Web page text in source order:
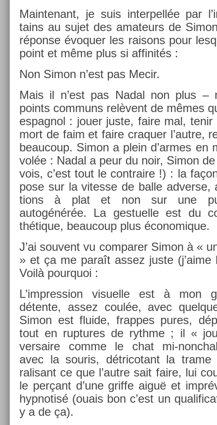
Main­tenant, je suis in­ter­pellée par
tains au sujet des amateurs de
réponse évoqu­er les raisons pour
point et même plus si af­finités :
Non Simon n’est pas Mecir.
Mais il n’est pas Nadal non plus –
points com­muns relèvent de mêmes
es­pagnol : jouer juste, faire mal,
mort de faim et faire craqu­er l’autre,
be­aucoup. Simon a plein d’armes en
volée : Nadal a peur du noir, Simon
vois, c’est tout le contra­ire !) : la
pose sur la vites­se de balle
tions à plat et non sur une
autogénérée. La ges­tuel­le est du
thétique, be­aucoup plus écon­omique.
J’ai souvent vu com­par­er Simon à «
» et ça me paraît assez juste (j’aime
Voilà pour­quoi :
L’impress­ion visuel­le est à mon
détente, assez coulée, avec
Simon est fluide, frap­pes pures,
tout en rup­tures de rythme ; il «
versaire comme le chat mi-
avec la souris, détricotant la
ralisant ce que l’autre sait faire, lui
le perçant d’une grif­fe aiguë et
hy­pnotisé (ouais bon c’est un
y a de ça).